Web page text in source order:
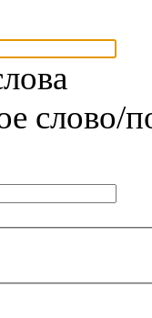
слово/